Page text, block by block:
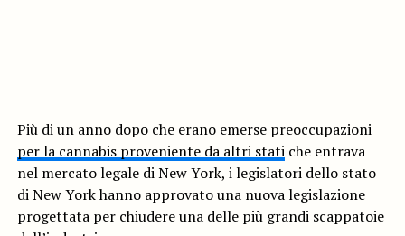
Più di un anno dopo che erano emerse preoccupazioni
per la cannabis proveniente da altri statiche entrava
nel mercato legale di New York, i legislatori dello stato
di New York hanno approvato una nuova legislazione
progettata per chiudere una delle più grandi scappatoie